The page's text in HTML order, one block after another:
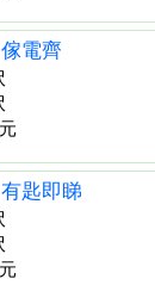
電齊
匙即睇